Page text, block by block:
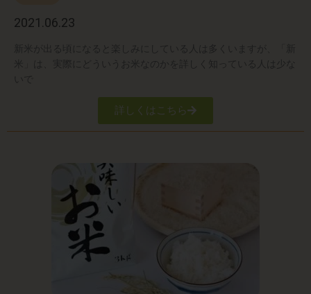
2021.06.23
詳しくはこちら